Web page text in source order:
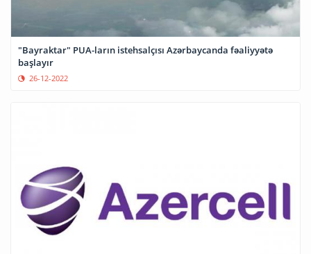
"Bayraktar" PUA-ların istehsalçısı Azərbaycanda fəaliyyətə
başlayır
26-12-2022